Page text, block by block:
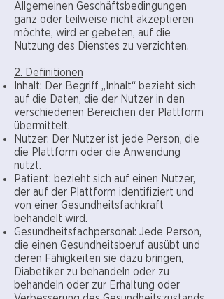
Allgemeinen Geschäftsbedingungen
ganz oder teilweise nicht akzeptieren
möchte, wird er gebeten, auf die
Nutzung des Dienstes zu verzichten.
2. Definitionen
Inhalt: Der Begriff „Inhalt“ bezieht sich
auf die Daten, die der Nutzer in den
verschiedenen Bereichen der Plattform
übermittelt.
Nutzer: Der Nutzer ist jede Person, die
die Plattform oder die Anwendung
nutzt.
Patient: bezieht sich auf einen Nutzer,
der auf der Plattform identifiziert und
von einer Gesundheitsfachkraft
behandelt wird.
Gesundheitsfachpersonal: Jede Person,
die einen Gesundheitsberuf ausübt und
deren Fähigkeiten sie dazu bringen,
Diabetiker zu behandeln oder zu
behandeln oder zur Erhaltung oder